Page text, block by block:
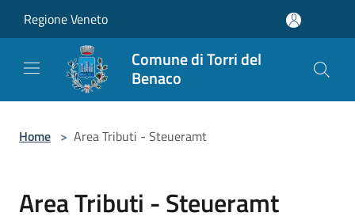
Regione Veneto
Comune di Torri del
Benaco
Home > Area Tributi - Steueramt
Area Tributi - Steueramt